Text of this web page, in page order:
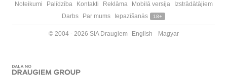
Noteikumi Palīdzība Kontakti Reklāma Mobilā versija
Izstrādātājiem
Darbs
Par mums Iepazīšanās 18+
© 2004 - 2026 SIA Draugiem English Magyar